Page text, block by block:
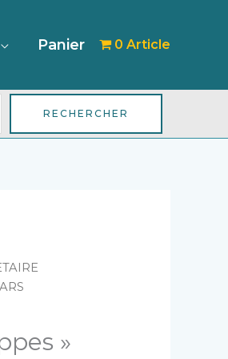
Panier 0 Article
RECHERCHER
»